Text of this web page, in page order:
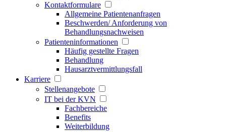
Kontaktformulare
Allgemeine Patientenanfragen
Beschwerden/ Anforderung von
Behandlungsnachweisen
Patienteninformationen
Häufig gestellte Fragen
Behandlung
Hausarztvermittlungsfall
Karriere
Stellenangebote
IT bei der KVN
Fachbereiche
Benefits
Weiterbildung